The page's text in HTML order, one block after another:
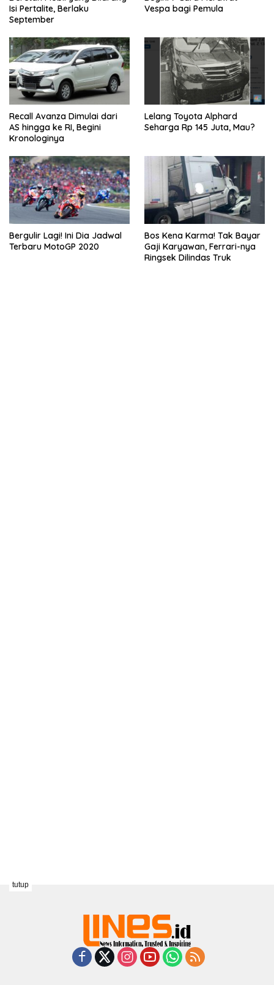
Isi Pertalite, Berlaku
September
Vespa bagi Pemula
Recall Avanza Dimulai dari
AS hingga ke RI, Begini
Kronologinya
Lelang Toyota Alphard
Seharga Rp 145 Juta, Mau?
Bergulir Lagi! Ini Dia Jadwal
Terbaru MotoGP 2020
Bos Kena Karma! Tak Bayar
Gaji Karyawan, Ferrari-nya
Ringsek Dilindas Truk
tutup